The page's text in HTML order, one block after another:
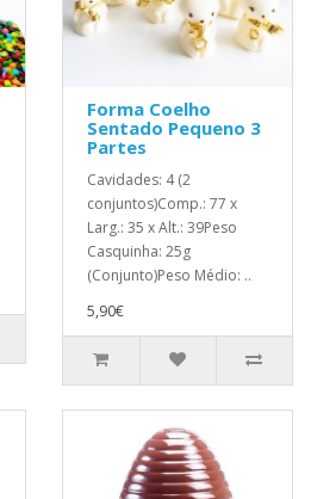
Forma Coelho
Sentado Pequeno 3
Partes
Cavidades: 4 (2
conjuntos)Comp.: 77 x
Larg.: 35 x Alt.: 39Peso
Casquinha: 25g
(Conjunto)Peso Médio: ..
5,90€